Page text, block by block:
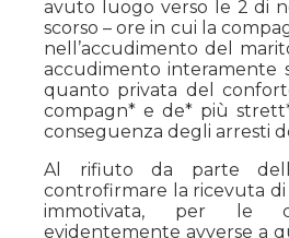
avuto luogo verso le 2 di
scorso – ore in cui la
nell’accudimento del
accudimento interamente
quanto privata del
compagn* e de* più
conseguenza degli arresti
Al rifiuto da parte
controfirmare la ricevuta
immotivata, per le
evidentemente avverse a